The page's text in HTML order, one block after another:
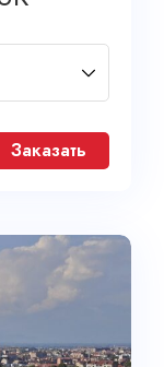
Заказать